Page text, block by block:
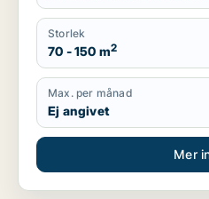
Storlek
70 - 150 m2
Max. per månad
Ej angivet
Mer